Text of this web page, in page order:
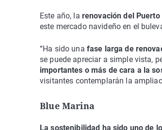
Este año, la renovación del Puerto
este mercado navideño en el
“Ha sido una fase larga de
se puede apreciar a simple vista,
importantes o más de cara a la
visitantes contemplarán la
Blue Marina
La sostenibilidad ha sido uno de